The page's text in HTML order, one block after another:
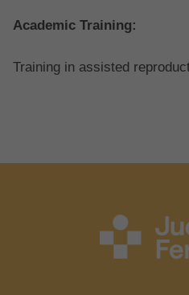
Academic Training:
Training in assisted